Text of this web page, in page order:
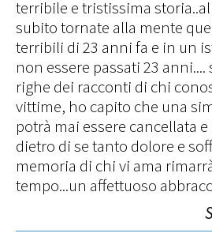
terribile e tristissima
subito tornate alla mente
terribili di 23 anni fa e in un
non essere passati 23
righe dei racconti di chi
vittime, ho capito che una
potrà mai essere cancellata
dietro di se tanto dolore e
memoria di chi vi ama
tempo...un affettuoso